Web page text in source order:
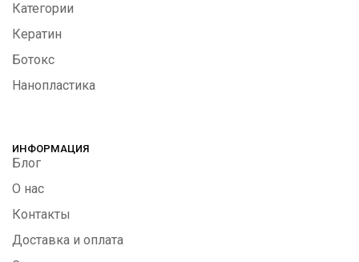
Категории
Кератин
Ботокс
Нанопластика
ИНФОРМАЦИЯ
Блог
О нас
Контакты
Доставка и оплата